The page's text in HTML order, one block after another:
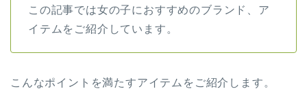
この記事では女の子におすすめのブランド、ア
イテムをご紹介しています。
こんなポイントを満たすアイテムをご紹介します。